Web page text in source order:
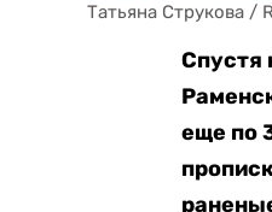
Татьяна Струкова /
Спустя
еще по